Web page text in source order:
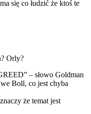
się co łudzić że ktoś te
Orly?
– słowo Goldman
Boll, co jest chyba
że temat jest